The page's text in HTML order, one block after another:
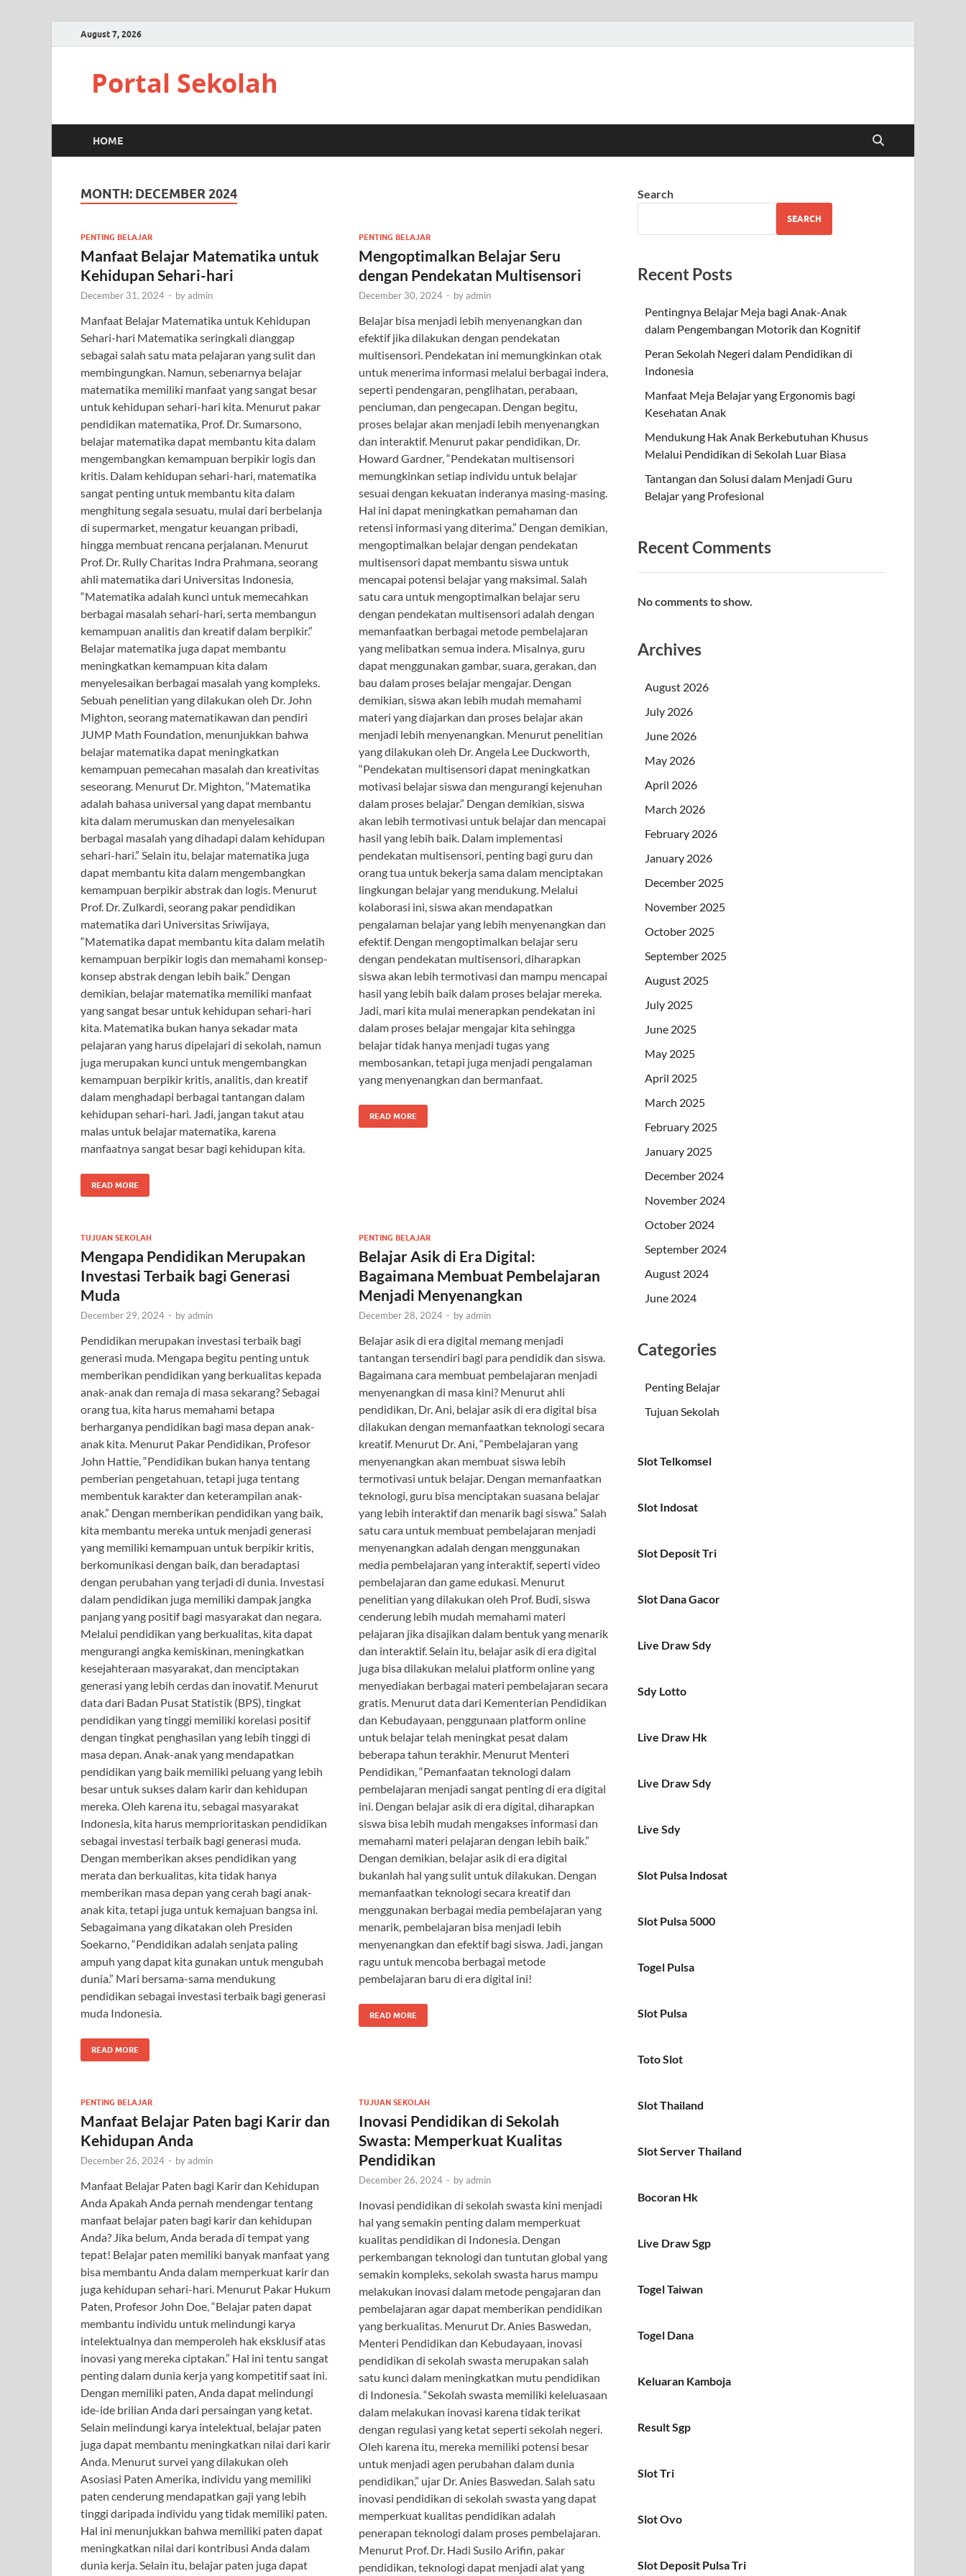
August 7, 2026
Portal Sekolah
HOME
MONTH: DECEMBER 2024
PENTING BELAJAR
Manfaat Belajar Matematika untuk
Kehidupan Sehari-hari
December 31, 2024 - byadmin
Manfaat Belajar Matematika untuk Kehidupan
Sehari-hari Matematika seringkali dianggap
sebagai salah satu mata pelajaran yang sulit dan
membingungkan. Namun, sebenarnya belajar
matematika memiliki manfaat yang sangat besar
untuk kehidupan sehari-hari kita. Menurut pakar
pendidikan matematika, Prof. Dr. Sumarsono,
belajar matematika dapat membantu kita dalam
mengembangkan kemampuan berpikir logis dan
kritis. Dalam kehidupan sehari-hari, matematika
sangat penting untuk membantu kita dalam
menghitung segala sesuatu, mulai dari berbelanja
di supermarket, mengatur keuangan pribadi,
hingga membuat rencana perjalanan. Menurut
Prof. Dr. Rully Charitas Indra Prahmana, seorang
ahli matematika dari Universitas Indonesia,
“Matematika adalah kunci untuk memecahkan
berbagai masalah sehari-hari, serta membangun
kemampuan analitis dan kreatif dalam berpikir.”
Belajar matematika juga dapat membantu
meningkatkan kemampuan kita dalam
menyelesaikan berbagai masalah yang kompleks.
Sebuah penelitian yang dilakukan oleh Dr. John
Mighton, seorang matematikawan dan pendiri
JUMP Math Foundation, menunjukkan bahwa
belajar matematika dapat meningkatkan
kemampuan pemecahan masalah dan kreativitas
seseorang. Menurut Dr. Mighton, “Matematika
adalah bahasa universal yang dapat membantu
kita dalam merumuskan dan menyelesaikan
berbagai masalah yang dihadapi dalam kehidupan
sehari-hari.” Selain itu, belajar matematika juga
dapat membantu kita dalam mengembangkan
kemampuan berpikir abstrak dan logis. Menurut
Prof. Dr. Zulkardi, seorang pakar pendidikan
matematika dari Universitas Sriwijaya,
“Matematika dapat membantu kita dalam melatih
kemampuan berpikir logis dan memahami konsep-
konsep abstrak dengan lebih baik.” Dengan
demikian, belajar matematika memiliki manfaat
yang sangat besar untuk kehidupan sehari-hari
kita. Matematika bukan hanya sekadar mata
pelajaran yang harus dipelajari di sekolah, namun
juga merupakan kunci untuk mengembangkan
kemampuan berpikir kritis, analitis, dan kreatif
dalam menghadapi berbagai tantangan dalam
kehidupan sehari-hari. Jadi, jangan takut atau
malas untuk belajar matematika, karena
manfaatnya sangat besar bagi kehidupan kita.
READ MORE
PENTING BELAJAR
Mengoptimalkan Belajar Seru
dengan Pendekatan Multisensori
December 30, 2024 - byadmin
Belajar bisa menjadi lebih menyenangkan dan
efektif jika dilakukan dengan pendekatan
multisensori. Pendekatan ini memungkinkan otak
untuk menerima informasi melalui berbagai indera,
seperti pendengaran, penglihatan, perabaan,
penciuman, dan pengecapan. Dengan begitu,
proses belajar akan menjadi lebih menyenangkan
dan interaktif. Menurut pakar pendidikan, Dr.
Howard Gardner, “Pendekatan multisensori
memungkinkan setiap individu untuk belajar
sesuai dengan kekuatan inderanya masing-masing.
Hal ini dapat meningkatkan pemahaman dan
retensi informasi yang diterima.” Dengan demikian,
mengoptimalkan belajar dengan pendekatan
multisensori dapat membantu siswa untuk
mencapai potensi belajar yang maksimal. Salah
satu cara untuk mengoptimalkan belajar seru
dengan pendekatan multisensori adalah dengan
memanfaatkan berbagai metode pembelajaran
yang melibatkan semua indera. Misalnya, guru
dapat menggunakan gambar, suara, gerakan, dan
bau dalam proses belajar mengajar. Dengan
demikian, siswa akan lebih mudah memahami
materi yang diajarkan dan proses belajar akan
menjadi lebih menyenangkan. Menurut penelitian
yang dilakukan oleh Dr. Angela Lee Duckworth,
“Pendekatan multisensori dapat meningkatkan
motivasi belajar siswa dan mengurangi kejenuhan
dalam proses belajar.” Dengan demikian, siswa
akan lebih termotivasi untuk belajar dan mencapai
hasil yang lebih baik. Dalam implementasi
pendekatan multisensori, penting bagi guru dan
orang tua untuk bekerja sama dalam menciptakan
lingkungan belajar yang mendukung. Melalui
kolaborasi ini, siswa akan mendapatkan
pengalaman belajar yang lebih menyenangkan dan
efektif. Dengan mengoptimalkan belajar seru
dengan pendekatan multisensori, diharapkan
siswa akan lebih termotivasi dan mampu mencapai
hasil yang lebih baik dalam proses belajar mereka.
Jadi, mari kita mulai menerapkan pendekatan ini
dalam proses belajar mengajar kita sehingga
belajar tidak hanya menjadi tugas yang
membosankan, tetapi juga menjadi pengalaman
yang menyenangkan dan bermanfaat.
READ MORE
TUJUAN SEKOLAH
Mengapa Pendidikan Merupakan
Investasi Terbaik bagi Generasi
Muda
December 29, 2024 - byadmin
Pendidikan merupakan investasi terbaik bagi
generasi muda. Mengapa begitu penting untuk
memberikan pendidikan yang berkualitas kepada
anak-anak dan remaja di masa sekarang? Sebagai
orang tua, kita harus memahami betapa
berharganya pendidikan bagi masa depan anak-
anak kita. Menurut Pakar Pendidikan, Profesor
John Hattie, “Pendidikan bukan hanya tentang
pemberian pengetahuan, tetapi juga tentang
membentuk karakter dan keterampilan anak-
anak.” Dengan memberikan pendidikan yang baik,
kita membantu mereka untuk menjadi generasi
yang memiliki kemampuan untuk berpikir kritis,
berkomunikasi dengan baik, dan beradaptasi
dengan perubahan yang terjadi di dunia. Investasi
dalam pendidikan juga memiliki dampak jangka
panjang yang positif bagi masyarakat dan negara.
Melalui pendidikan yang berkualitas, kita dapat
mengurangi angka kemiskinan, meningkatkan
kesejahteraan masyarakat, dan menciptakan
generasi yang lebih cerdas dan inovatif. Menurut
data dari Badan Pusat Statistik (BPS), tingkat
pendidikan yang tinggi memiliki korelasi positif
dengan tingkat penghasilan yang lebih tinggi di
masa depan. Anak-anak yang mendapatkan
pendidikan yang baik memiliki peluang yang lebih
besar untuk sukses dalam karir dan kehidupan
mereka. Oleh karena itu, sebagai masyarakat
Indonesia, kita harus memprioritaskan pendidikan
sebagai investasi terbaik bagi generasi muda.
Dengan memberikan akses pendidikan yang
merata dan berkualitas, kita tidak hanya
memberikan masa depan yang cerah bagi anak-
anak kita, tetapi juga untuk kemajuan bangsa ini.
Sebagaimana yang dikatakan oleh Presiden
Soekarno, “Pendidikan adalah senjata paling
ampuh yang dapat kita gunakan untuk mengubah
dunia.” Mari bersama-sama mendukung
pendidikan sebagai investasi terbaik bagi generasi
muda Indonesia.
READ MORE
PENTING BELAJAR
Belajar Asik di Era Digital:
Bagaimana Membuat Pembelajaran
Menjadi Menyenangkan
December 28, 2024 - byadmin
Belajar asik di era digital memang menjadi
tantangan tersendiri bagi para pendidik dan siswa.
Bagaimana cara membuat pembelajaran menjadi
menyenangkan di masa kini? Menurut ahli
pendidikan, Dr. Ani, belajar asik di era digital bisa
dilakukan dengan memanfaatkan teknologi secara
kreatif. Menurut Dr. Ani, “Pembelajaran yang
menyenangkan akan membuat siswa lebih
termotivasi untuk belajar. Dengan memanfaatkan
teknologi, guru bisa menciptakan suasana belajar
yang lebih interaktif dan menarik bagi siswa.” Salah
satu cara untuk membuat pembelajaran menjadi
menyenangkan adalah dengan menggunakan
media pembelajaran yang interaktif, seperti video
pembelajaran dan game edukasi. Menurut
penelitian yang dilakukan oleh Prof. Budi, siswa
cenderung lebih mudah memahami materi
pelajaran jika disajikan dalam bentuk yang menarik
dan interaktif. Selain itu, belajar asik di era digital
juga bisa dilakukan melalui platform online yang
menyediakan berbagai materi pembelajaran secara
gratis. Menurut data dari Kementerian Pendidikan
dan Kebudayaan, penggunaan platform online
untuk belajar telah meningkat pesat dalam
beberapa tahun terakhir. Menurut Menteri
Pendidikan, “Pemanfaatan teknologi dalam
pembelajaran menjadi sangat penting di era digital
ini. Dengan belajar asik di era digital, diharapkan
siswa bisa lebih mudah mengakses informasi dan
memahami materi pelajaran dengan lebih baik.”
Dengan demikian, belajar asik di era digital
bukanlah hal yang sulit untuk dilakukan. Dengan
memanfaatkan teknologi secara kreatif dan
menggunakan berbagai media pembelajaran yang
menarik, pembelajaran bisa menjadi lebih
menyenangkan dan efektif bagi siswa. Jadi, jangan
ragu untuk mencoba berbagai metode
pembelajaran baru di era digital ini!
READ MORE
PENTING BELAJAR
Manfaat Belajar Paten bagi Karir dan
Kehidupan Anda
December 26, 2024 - byadmin
Manfaat Belajar Paten bagi Karir dan Kehidupan
Anda Apakah Anda pernah mendengar tentang
manfaat belajar paten bagi karir dan kehidupan
Anda? Jika belum, Anda berada di tempat yang
tepat! Belajar paten memiliki banyak manfaat yang
bisa membantu Anda dalam memperkuat karir dan
juga kehidupan sehari-hari. Menurut Pakar Hukum
Paten, Profesor John Doe, “Belajar paten dapat
membantu individu untuk melindungi karya
intelektualnya dan memperoleh hak eksklusif atas
inovasi yang mereka ciptakan.” Hal ini tentu sangat
penting dalam dunia kerja yang kompetitif saat ini.
Dengan memiliki paten, Anda dapat melindungi
ide-ide brilian Anda dari persaingan yang ketat.
Selain melindungi karya intelektual, belajar paten
juga dapat membantu meningkatkan nilai dari karir
Anda. Menurut survei yang dilakukan oleh
Asosiasi Paten Amerika, individu yang memiliki
paten cenderung mendapatkan gaji yang lebih
tinggi daripada individu yang tidak memiliki paten.
Hal ini menunjukkan bahwa memiliki paten dapat
meningkatkan nilai dari kontribusi Anda dalam
dunia kerja. Selain itu, belajar paten juga dapat
TUJUAN SEKOLAH
Inovasi Pendidikan di Sekolah
Swasta: Memperkuat Kualitas
Pendidikan
December 26, 2024 - byadmin
Inovasi pendidikan di sekolah swasta kini menjadi
hal yang semakin penting dalam memperkuat
kualitas pendidikan di Indonesia. Dengan
perkembangan teknologi dan tuntutan global yang
semakin kompleks, sekolah swasta harus mampu
melakukan inovasi dalam metode pengajaran dan
pembelajaran agar dapat memberikan pendidikan
yang berkualitas. Menurut Dr. Anies Baswedan,
Menteri Pendidikan dan Kebudayaan, inovasi
pendidikan di sekolah swasta merupakan salah
satu kunci dalam meningkatkan mutu pendidikan
di Indonesia. “Sekolah swasta memiliki keleluasaan
dalam melakukan inovasi karena tidak terikat
dengan regulasi yang ketat seperti sekolah negeri.
Oleh karena itu, mereka memiliki potensi besar
untuk menjadi agen perubahan dalam dunia
pendidikan,” ujar Dr. Anies Baswedan. Salah satu
inovasi pendidikan di sekolah swasta yang dapat
memperkuat kualitas pendidikan adalah
penerapan teknologi dalam proses pembelajaran.
Menurut Prof. Dr. Hadi Susilo Arifin, pakar
pendidikan, teknologi dapat menjadi alat yang
Search
SEARCH
Recent Posts
Pentingnya Belajar Meja bagi Anak-Anak
dalam Pengembangan Motorik dan Kognitif
Peran Sekolah Negeri dalam Pendidikan di
Indonesia
Manfaat Meja Belajar yang Ergonomis bagi
Kesehatan Anak
Mendukung Hak Anak Berkebutuhan Khusus
Melalui Pendidikan di Sekolah Luar Biasa
Tantangan dan Solusi dalam Menjadi Guru
Belajar yang Profesional
Recent Comments
No comments to show.
Archives
August 2026
July 2026
June 2026
May 2026
April 2026
March 2026
February 2026
January 2026
December 2025
November 2025
October 2025
September 2025
August 2025
July 2025
June 2025
May 2025
April 2025
March 2025
February 2025
January 2025
December 2024
November 2024
October 2024
September 2024
August 2024
June 2024
Categories
Penting Belajar
Tujuan Sekolah
Slot Telkomsel
Slot Indosat
Slot Deposit Tri
Slot Dana Gacor
Live Draw Sdy
Sdy Lotto
Live Draw Hk
Live Draw Sdy
Live Sdy
Slot Pulsa Indosat
Slot Pulsa 5000
Togel Pulsa
Slot Pulsa
Toto Slot
Slot Thailand
Slot Server Thailand
Bocoran Hk
Live Draw Sgp
Togel Taiwan
Togel Dana
Keluaran Kamboja
Result Sgp
Slot Tri
Slot Ovo
Slot Deposit Pulsa Tri